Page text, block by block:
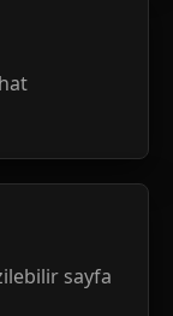
sayfa